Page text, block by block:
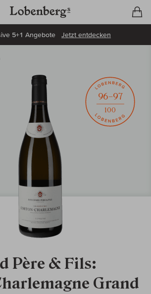
5+1 Angebote Jetzt entdecken
Père & Fils:
Grand
96–97
100